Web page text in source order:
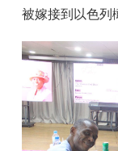
被嫁接到以色列